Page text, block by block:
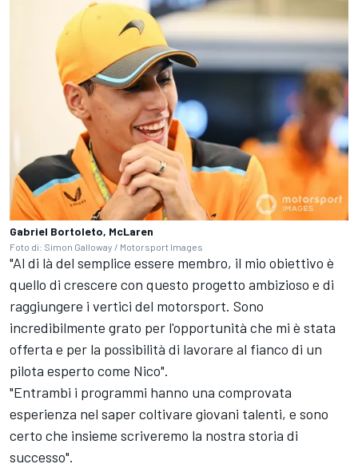
Gabriel Bortoleto, McLaren
Foto di: Simon Galloway / Motorsport Images
"Al di là del semplice essere membro, il mio obiettivo è
quello di crescere con questo progetto ambizioso e di
raggiungere i vertici del motorsport. Sono
incredibilmente grato per l'opportunità che mi è stata
offerta e per la possibilità di lavorare al fianco di un
pilota esperto come Nico".
"Entrambi i programmi hanno una comprovata
esperienza nel saper coltivare giovani talenti, e sono
certo che insieme scriveremo la nostra storia di
successo".